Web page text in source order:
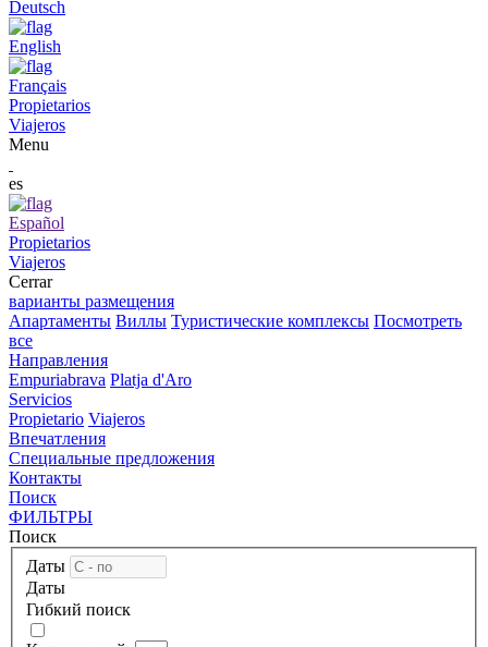
Deutsch
English
Français
Propietarios
Viajeros
Menu
es
Español
Propietarios
Viajeros
Cerrar
варианты размещения
Апартаменты Виллы Туристические комплексы Посмотреть
все
Направления
Empuriabrava Platja d'Aro
Servicios
Propietario Viajeros
Впечатления
Специальные предложения
Контакты
Поиск
ФИЛЬТРЫ
Поиск
Даты
Даты
Гибкий поиск